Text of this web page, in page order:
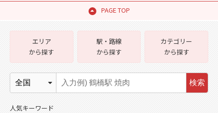
PAGE TOP
エリア
から探す
駅・路線
から探す
カテゴリー
から探す
検索
人気キーワード